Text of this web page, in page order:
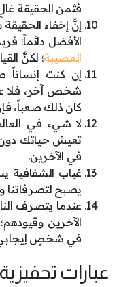
فثمن الحقيقة
إنَّ إخفاء
الأفضل دائماً؛
العصيبة؛ لكنَّ
إن كنت إنساناً
شخص آخر، فلا
كان ذلك صعباً،
لا شيء في
تعيش حياتك دون
في الآخرين.
غياب الشفافية
يصبح لتصرفاتنا
عندما يتصرف
الآخرين
في شخصٍ إيجابي
عبارات